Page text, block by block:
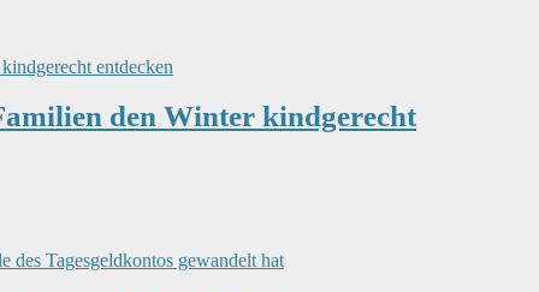
den Winter kindgerecht